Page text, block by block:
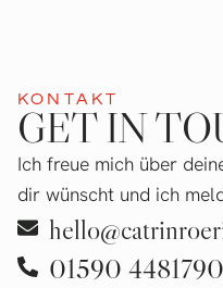
KONTAKT
GET IN
Ich freue mich über
dir wünscht und ich
01590 4481790